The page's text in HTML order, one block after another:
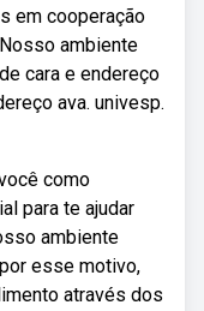
em cooperação
ambiente
cara e endereço
ava. univesp.
como
para te ajudar
ambiente
esse motivo,
através dos